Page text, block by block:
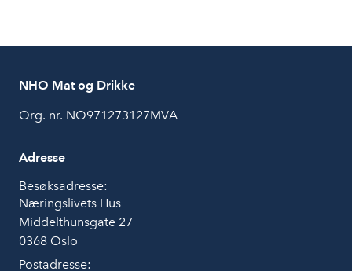
NHO Mat og Drikke
Org. nr. NO971273127MVA
Adresse
Besøksadresse:
Næringslivets Hus
Middelthunsgate 27
0368 Oslo
Postadresse: